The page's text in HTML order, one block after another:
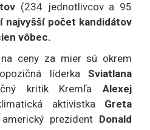
(234 jednotlivcov a 95
najvyšší počet kandidátov
vôbec.
ceny za mier sú okrem
líderka Sviatlana
kritik Kremľa Alexej
aktivistka Greta
prezident Donald